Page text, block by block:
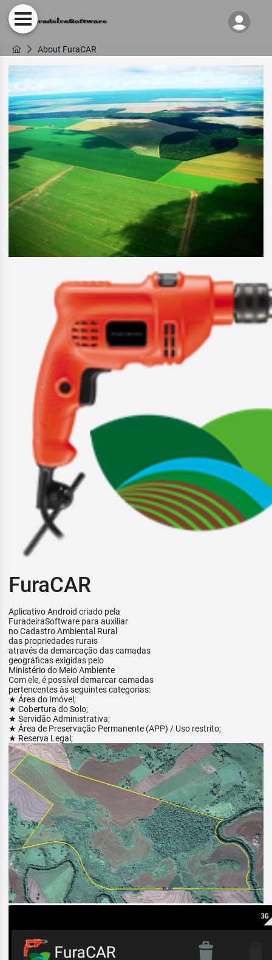
About FuraCAR
FuraCAR
Aplicativo Android criado pela
FuradeiraSoftware para auxiliar
no Cadastro Ambiental Rural
das propriedades rurais
através da demarcação das camadas
geográficas exigidas pelo
Ministério do Meio Ambiente
Com ele, é possível demarcar camadas
pertencentes às seguintes categorias:
★ Área do Imóvel;
★ Cobertura do Solo;
★ Servidão Administrativa;
★ Área de Preservação Permanente (APP) / Uso restrito;
★ Reserva Legal;